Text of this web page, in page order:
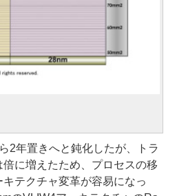
2年置きへと鈍化したが、トラ
に増えたため、プロセスの移
テクチャ変革が容易になっ